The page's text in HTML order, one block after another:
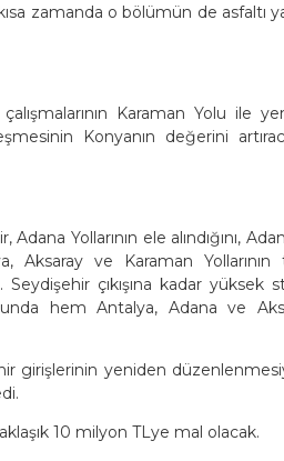
zamanda o bölümün de asfaltı
Karaman Yolu ile
Konyanın değerini
Yollarının ele alındığını,
Aksaray ve Karaman Yollarının
çıkışına kadar yüksek
hem Antalya, Adana ve
girişlerinin yeniden
10 milyon TLye mal olacak.